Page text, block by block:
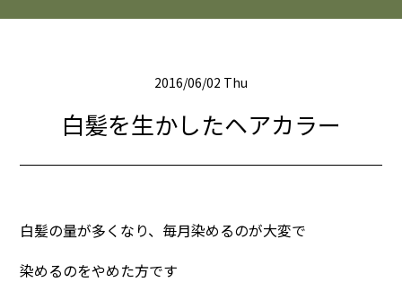
2016/06/02 Thu
白髪を生かしたヘアカラー
白髪の量が多くなり、毎月染めるのが大変で
染めるのをやめた方です